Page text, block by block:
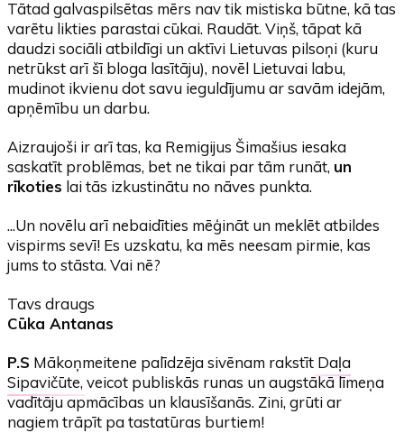
Tātad galvaspilsētas mērs nav tik mistiska būtne, kā tas
varētu likties parastai cūkai. Raudāt. Viņš, tāpat kā
daudzi sociāli atbildīgi un aktīvi Lietuvas pilsoņi (kuru
netrūkst arī šī bloga lasītāju), novēl Lietuvai labu,
mudinot ikvienu dot savu ieguldījumu ar savām idejām,
apņēmību un darbu.
Aizraujoši ir arī tas, ka Remigijus Šimašius iesaka
saskatīt problēmas, bet ne tikai par tām runāt, un
rīkoties lai tās izkustinātu no nāves punkta.
...Un novēlu arī nebaidīties mēģināt un meklēt atbildes
vispirms sevī! Es uzskatu, ka mēs neesam pirmie, kas
jums to stāsta. Vai nē?
Tavs draugs
Cūka Antanas
P.S Mākoņmeitene palīdzēja sivēnam rakstīt Daļa
Sipavičūte, veicot publiskās runas un augstākā līmeņa
vadītāju apmācības un klausīšanās. Zini, grūti ar
nagiem trāpīt pa tastatūras burtiem!